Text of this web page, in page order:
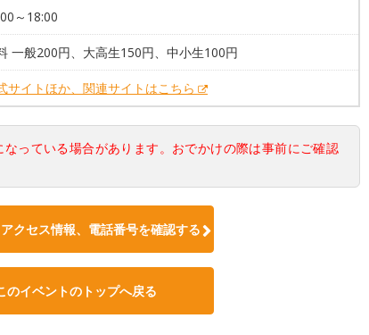
～18:00
一般200円、大高生150円、中小生100円
サイトほか、関連サイトはこちら
っている場合があります。おでかけの際は事前にご確認
クセス情報、電話番号を確認する
のイベントのトップへ戻る